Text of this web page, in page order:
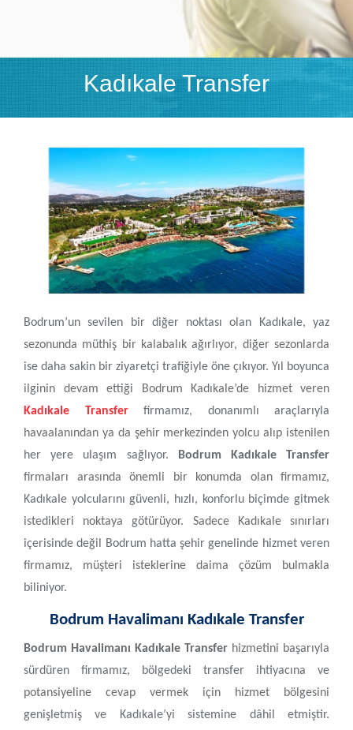
Kadıkale Transfer
Bodrum’un sevilen bir diğer noktası olan Kadıkale, yaz
sezonunda müthiş bir kalabalık ağırlıyor, diğer sezonlarda
ise daha sakin bir ziyaretçi trafiğiyle öne çıkıyor. Yıl boyunca
ilginin devam ettiği Bodrum Kadıkale’de hizmet veren
Kadıkale Transferfirmamız, donanımlı araçlarıyla
havaalanından ya da şehir merkezinden yolcu alıp istenilen
her yere ulaşım sağlıyor. Bodrum
Kadıkale Transfer
firmaları arasında önemli bir konumda olan firmamız,
Kadıkale yolcularını güvenli, hızlı, konforlu biçimde gitmek
istedikleri noktaya götürüyor. Sadece Kadıkale sınırları
içerisinde değil Bodrum hatta şehir genelinde hizmet veren
firmamız, müşteri isteklerine daima çözüm bulmakla
biliniyor.
Bodrum Havalimanı Kadıkale Transfer
Bodrum Havalimanı Kadıkale Transfer hizmetini başarıyla
sürdüren firmamız, bölgedeki transfer ihtiyacına ve
potansiyeline cevap vermek için hizmet bölgesini
genişletmiş ve Kadıkale’yi sistemine dâhil etmiştir.